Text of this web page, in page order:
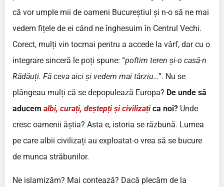
că vor umple mii de oameni Bucureștiul și n-o să ne mai
vedem fițele de ei când ne înghesuim în Centrul Vechi.
Corect, mulți vin tocmai pentru a accede la vârf, dar cu o
integrare sinceră le poți spune: “poftim teren și-o casă-n
Rădăuți. Fă ceva aici și vedem mai târziu…”. Nu se
plângeau mulți că se depopulează Europa? De unde să
aducem albi, curați, deștepți și civilizați ca noi? Unde
cresc oamenii ăștia? Asta e, istoria se răzbună. Lumea
pe care albii civilizați au exploatat-o vrea să se bucure
de munca străbunilor.
Ne islamizăm? Mai contează? Dacă plecăm de la